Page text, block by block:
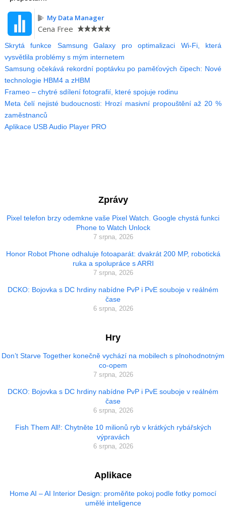
My Data Manager
Cena Free
Skrytá funkce Samsung Galaxy pro optimalizaci Wi-Fi, která
vysvětlila problémy s mým internetem
Samsung očekává rekordní poptávku po paměťových čipech: Nové
technologie HBM4 a zHBM
Frameo – chytré sdílení fotografií, které spojuje rodinu
Meta čelí nejisté budoucnosti: Hrozí masivní propouštění až 20 %
zaměstnanců
Aplikace USB Audio Player PRO
Zprávy
Pixel telefon brzy odemkne vaše Pixel Watch. Google chystá funkci
Phone to Watch Unlock
7 srpna, 2026
Honor Robot Phone odhaluje fotoaparát: dvakrát 200 MP, robotická
ruka a spolupráce s ARRI
7 srpna, 2026
DCKO: Bojovka s DC hrdiny nabídne PvP i PvE souboje v reálném
čase
6 srpna, 2026
Hry
Don’t Starve Together konečně vychází na mobilech s plnohodnotným
co-opem
7 srpna, 2026
DCKO: Bojovka s DC hrdiny nabídne PvP i PvE souboje v reálném
čase
6 srpna, 2026
Fish Them All!: Chytněte 10 milionů ryb v krátkých rybářských
výpravách
6 srpna, 2026
Aplikace
Home AI – AI Interior Design: proměňte pokoj podle fotky pomocí
umělé inteligence